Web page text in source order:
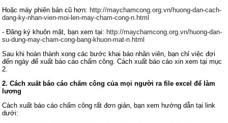
Hoặc máy phiên bản cũ hơn: http://maychamcong.org.vn/huong-dan-cach-
dang-ky-nhan-vien-moi-len-may-cham-cong-n.html
- Đăng ký khuôn mặt, bạn xem tại: http://maychamcong.org.vn/huong-dan-
su-dung-may-cham-cong-bang-khuon-mat-n.html
Sau khi hoàn thành xong các bước khai báo nhân viên, bạn chỉ việc đợi
đến ngày để xuất báo cáo chấm công. Cách xuất báo cáo xin xem tại mục
2.
2. Cách xuất báo cáo chấm công của mọi người ra file excel để làm
lương
Cách xuất báo cáo chấm công rất đơn giản, bạn xem hướng dẫn tại link
dưới: